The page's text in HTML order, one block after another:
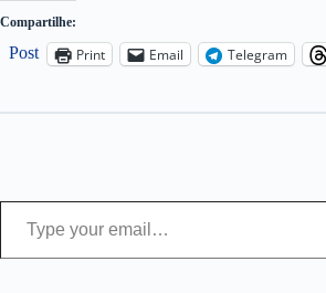
Compartilhe:
Post Print Email Telegram
Type your email…